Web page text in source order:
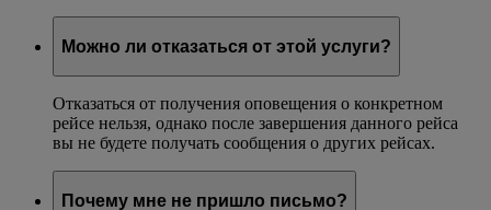
Можно ли отказаться от этой услуги?
Отказаться от получения оповещения о конкретном
рейсе нельзя, однако после завершения данного рейса
вы не будете получать сообщения о других рейсах.
Почему мне не пришло письмо?